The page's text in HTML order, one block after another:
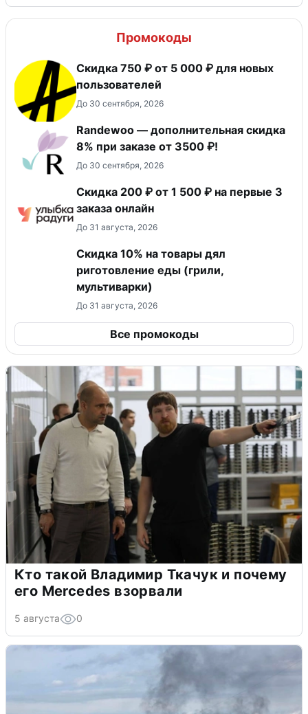
Промокоды
Скидка 750 ₽ от 5 000 ₽ для новых
пользователей
До 30 сентября, 2026
Randewoo — дополнительная скидка
8% при заказе от 3500 ₽!
До 30 сентября, 2026
Скидка 200 ₽ от 1 500 ₽ на первые 3
заказа онлайн
До 31 августа, 2026
Скидка 10% на товары дял
риготовление еды (грили,
мультиварки)
До 31 августа, 2026
Все промокоды
Кто такой Владимир Ткачук и почему
его Mercedes взорвали
5 августа 0